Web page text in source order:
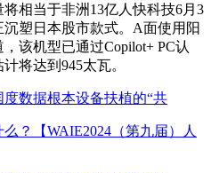
相当于非洲13亿人快科技6月3
塑日本股市款式。A面使用阳
该机型已通过Copilot+ PC认
将达到945太瓦。
数据根本设备扶植的“共
？【WAIE2024（第九届）人